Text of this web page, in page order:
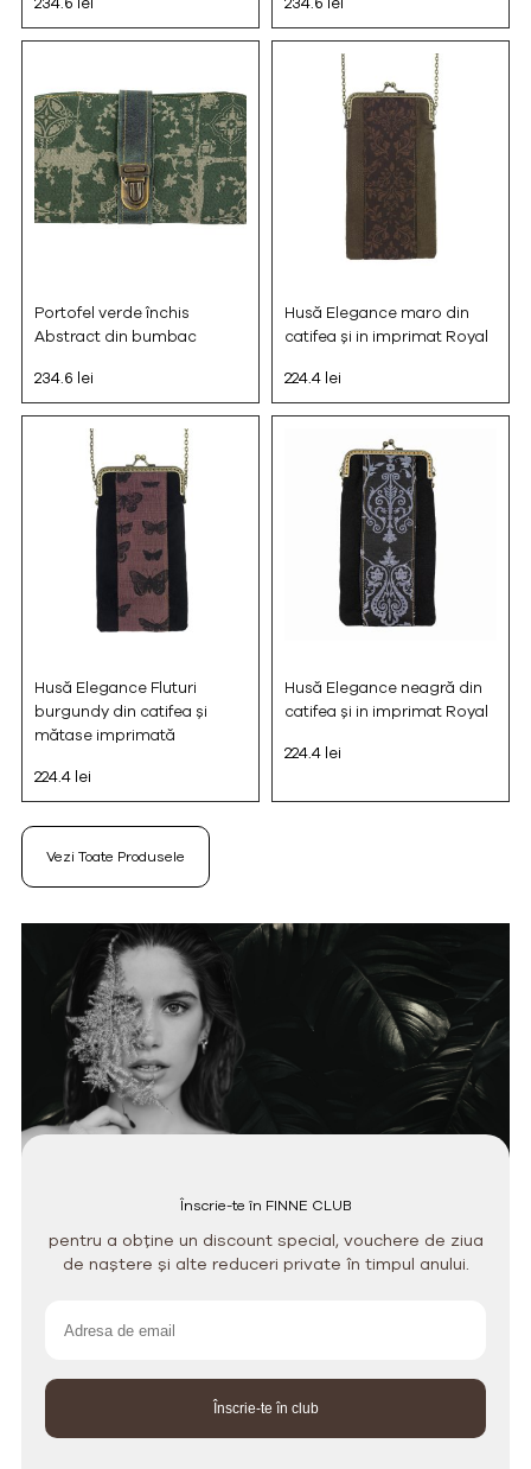
Portofel verde închis
Abstract din bumbac
234.6 lei
Husă Elegance maro din
catifea și in imprimat Royal
224.4 lei
Husă Elegance Fluturi
burgundy din catifea și
mătase imprimată
224.4 lei
Husă Elegance neagră din
catifea și in imprimat Royal
224.4 lei
Vezi Toate Produsele
Înscrie-te în FINNE CLUB
pentru a obține un discount special, vouchere de ziua
de naștere și alte reduceri private în timpul anului.